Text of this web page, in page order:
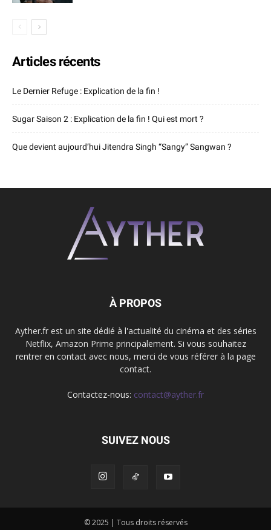
Articles récents
Le Dernier Refuge : Explication de la fin !
Sugar Saison 2 : Explication de la fin ! Qui est mort ?
Que devient aujourd’hui Jitendra Singh “Sangy” Sangwan ?
À PROPOS
Ayther.fr est un site dédié à l'actualité du cinéma et des séries
Netflix, Amazon Prime principalement. Si vous souhaitez
rentrer en contact avec nous, merci de vous référer à la page
contact.
Contactez-nous: contact@ayther.fr
SUIVEZ NOUS
© 2025 | Tous droits réservés